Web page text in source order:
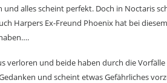
alles scheint perfekt. Doch in Noctaris
Harpers Ex-Freund Phoenix hat bei
verloren und beide haben durch die
und scheint etwas Gefährliches